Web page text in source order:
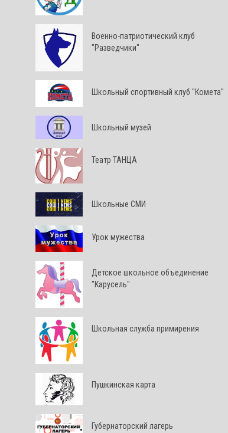
Военно-патриотический клуб
"Разведчики"
Школьный спортивный клуб "Комета"
Школьный музей
Театр ТАНЦА
Школьные СМИ
Урок мужества
Детское школьное объединение
"Карусель"
Школьная служба примирения
Пушкинская карта
Губернаторский лагерь